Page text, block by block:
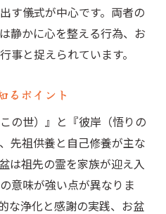
す儀式が中心です。両者の
静かに心を整える行為、お
事と捉えられています。
るポイント
の世）』と『彼岸（悟りの
先祖供養と自己修養が主な
は祖先の霊を家族が迎え入
意味が強い点が異なりま
な浄化と感謝の実践、お盆